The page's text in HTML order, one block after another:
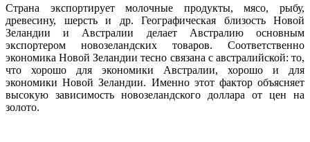
Страна экспортирует молочные продукты, мясо, рыбу,
древесину, шерсть и др. Географическая близость Новой
Зеландии и Австралии делает Австралию основным
экспортером новозеландских товаров. Соответственно
экономика Новой Зеландии тесно связана с австралийской: то,
что хорошо для экономики Австралии, хорошо и для
экономики Новой Зеландии. Именно этот фактор объясняет
высокую зависимость новозеландского доллара от цен на
золото.